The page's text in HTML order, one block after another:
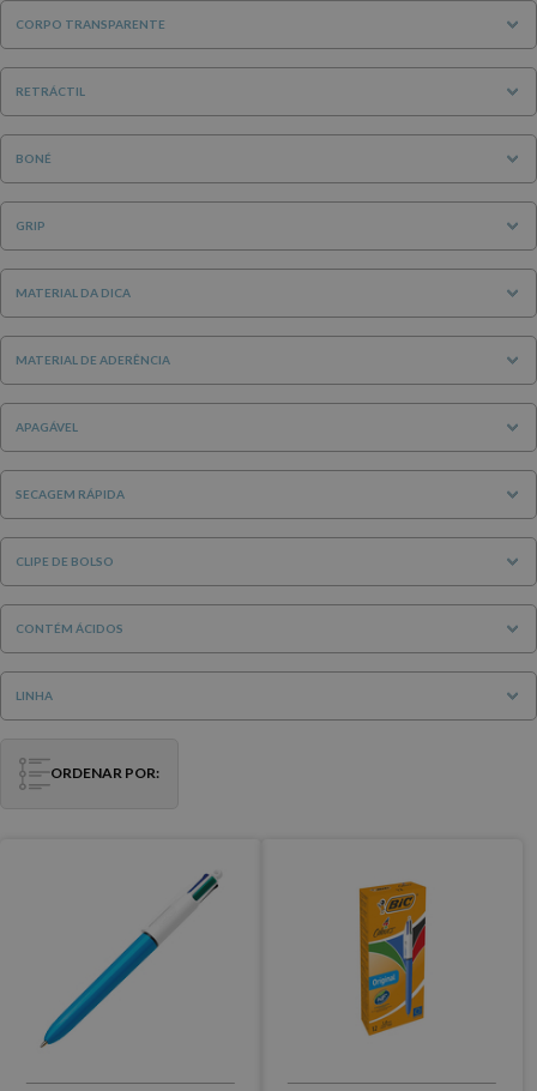
CORPO TRANSPARENTE
RETRÁCTIL
BONÉ
GRIP
MATERIAL DA DICA
MATERIAL DE ADERÊNCIA
APAGÁVEL
SECAGEM RÁPIDA
CLIPE DE BOLSO
CONTÉM ÁCIDOS
LINHA
ORDENAR POR: